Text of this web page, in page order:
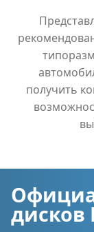
получить
дисков